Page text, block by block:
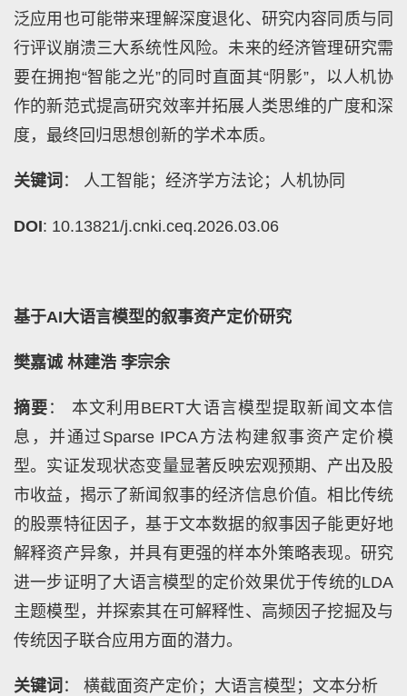
泛应用也可能带来理解深度退化、研究内容同质与同
行评议崩溃三大系统性风险。未来的经济管理研究需
要在拥抱“智能之光”的同时直面其“阴影”，以人机协
作的新范式提高研究效率并拓展人类思维的广度和深
度，最终回归思想创新的学术本质。
关键词 ： 人工智能；经济学方法论；人机协同
DOI: 10.13821/j.cnki.ceq.2026.03.06
基于AI大语言模型的叙事资产定价研究
樊嘉诚 林建浩 李宗余
摘要 ： 本文利用BERT大语言模型提取新闻文本信
息，并通过Sparse IPCA方法构建叙事资产定价模
型。实证发现状态变量显著反映宏观预期、产出及股
市收益，揭示了新闻叙事的经济信息价值。相比传统
的股票特征因子，基于文本数据的叙事因子能更好地
解释资产异象，并具有更强的样本外策略表现。研究
进一步证明了大语言模型的定价效果优于传统的LDA
主题模型，并探索其在可解释性、高频因子挖掘及与
传统因子联合应用方面的潜力。
关键词 ： 横截面资产定价；大语言模型；文本分析